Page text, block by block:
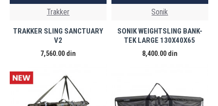
Trakker
TRAKKER SLING SANCTUARY
V2
7,560.00 din
Sonik
SONIK WEIGHTSLING BANK-
TEK LARGE 130X40X65
8,400.00 din